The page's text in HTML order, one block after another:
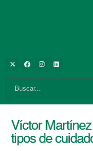
Víctor
tipos de